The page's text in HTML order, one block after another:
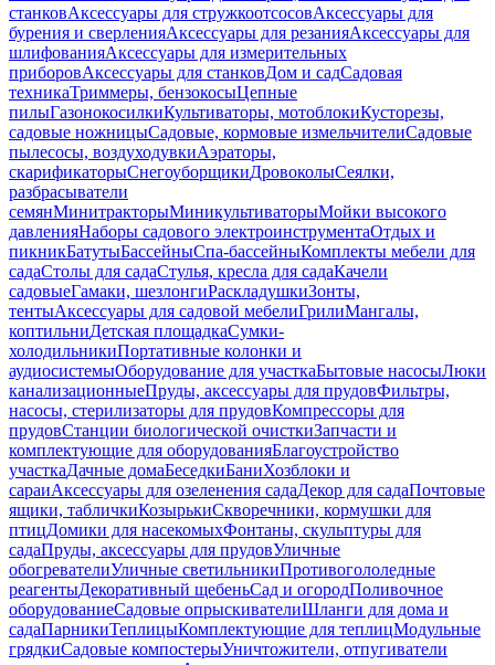
станковАксессуары для стружкоотсосовАксессуары для
бурения и сверленияАксессуары для резанияАксессуары для
шлифованияАксессуары для измерительных
приборовАксессуары для станковДом и садСадовая
техникаТриммеры, бензокосыЦепные
пилыГазонокосилкиКультиваторы, мотоблокиКусторезы,
садовые ножницыСадовые, кормовые измельчителиСадовые
пылесосы, воздуходувкиАэраторы,
скарификаторыСнегоуборщикиДровоколыСеялки,
разбрасыватели
семянМинитракторыМиникультиваторыМойки высокого
давленияНаборы садового электроинструментаОтдых и
пикникБатутыБассейныСпа-бассейныКомплекты мебели для
садаСтолы для садаСтулья, кресла для садаКачели
садовыеГамаки, шезлонгиРаскладушкиЗонты,
тентыАксессуары для садовой мебелиГрилиМангалы,
коптильниДетская площадкаСумки-
холодильникиПортативные колонки и
аудиосистемыОборудование для участкаБытовые насосыЛюки
канализационныеПруды, аксессуары для прудовФильтры,
насосы, стерилизаторы для прудовКомпрессоры для
прудовСтанции биологической очисткиЗапчасти и
комплектующие для оборудованияБлагоустройство
участкаДачные домаБеседкиБаниХозблоки и
сараиАксессуары для озеленения садаДекор для садаПочтовые
ящики, табличкиКозырькиСкворечники, кормушки для
птицДомики для насекомыхФонтаны, скульптуры для
садаПруды, аксессуары для прудовУличные
обогревателиУличные светильникиПротивогололедные
реагентыДекоративный щебеньСад и огородПоливочное
оборудованиеСадовые опрыскивателиШланги для дома и
садаПарникиТеплицыКомплектующие для теплицМодульные
грядкиСадовые компостерыУничтожители, отпугиватели